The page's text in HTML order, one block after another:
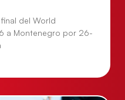
del World
a Montenegro por 26-